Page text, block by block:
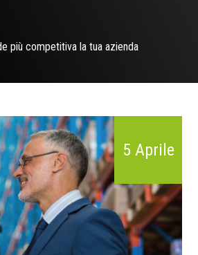
più competitiva la tua azienda
5 Aprile